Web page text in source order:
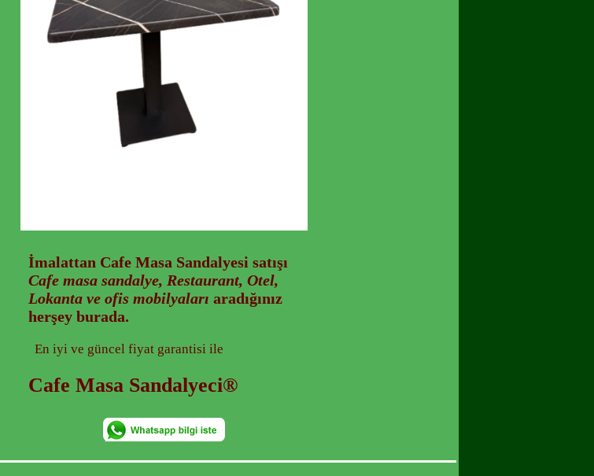
İmalattan Cafe Masa Sandalyesi satışı
Cafe masa sandalye, Restaurant, Otel,
Lokanta ve ofis mobilyaları aradığınız
herşey burada.
En iyi ve güncel fiyat garantisi ile
Cafe Masa Sandalyeci®